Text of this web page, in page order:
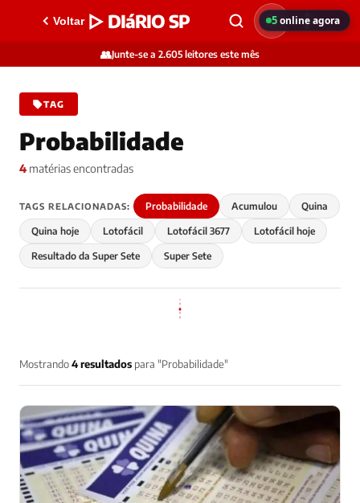
Voltar ▷ DIáRIO SP
👥Junte-se a 2.605 leitores este mês
TAG
Probabilidade
4 matérias encontradas
TAGS RELACIONADAS: Probabilidade Acumulou Quina
Quina hoje Lotofácil Lotofácil 3677 Lotofácil hoje
Resultado da Super Sete Super Sete
Mostrando4 resultados para "Probabilidade"
5online agora